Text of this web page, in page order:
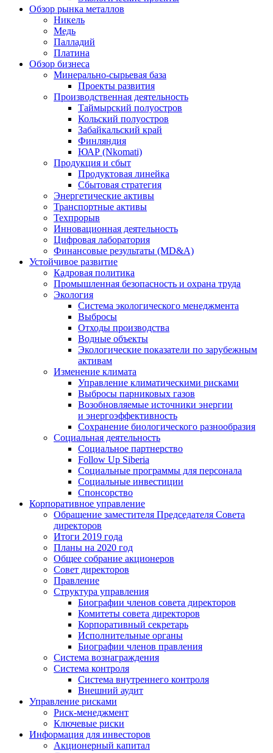
Обзор рынка металлов
Никель
Медь
Палладий
Платина
Обзор бизнеса
Минерально-сырьевая база
Проекты развития
Производственная деятельность
Таймырский полуостров
Кольский полуостров
Забайкальский край
Финляндия
ЮАР (Nkomati)
Продукция и сбыт
Продуктовая линейка
Сбытовая стратегия
Энергетические активы
Транспортные активы
Техпрорыв
Инновационная деятельность
Цифровая лаборатория
Финансовые результаты (MD&A)
Устойчивое развитие
Кадровая политика
Промышленная безопасность и охрана труда
Экология
Система экологического менеджмента
Выбросы
Отходы производства
Водные объекты
Экологические показатели по зарубежным
активам
Изменение климата
Управление климатическими рисками
Выбросы парниковых газов
Возобновляемые источники энергии
и энергоэффективность
Сохранение биологического разнообразия
Социальная деятельность
Социальное партнерство
Follow Up Siberia
Социальные программы для персонала
Социальные инвестиции
Спонсорство
Корпоративное управление
Обращение заместителя Председателя Совета
директоров
Итоги 2019 года
Планы на 2020 год
Общее собрание акционеров
Совет директоров
Правление
Структура управления
Биографии членов совета директоров
Комитеты совета директоров
Корпоративный секретарь
Исполнительные органы
Биографии членов правления
Система вознаграждения
Система контроля
Система внутреннего контроля
Внешний аудит
Управление рисками
Риск-менеджмент
Ключевые риски
Информация для инвесторов
Акционерный капитал